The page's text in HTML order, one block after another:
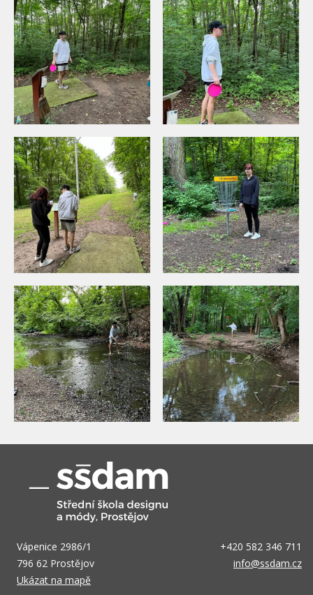
Vápenice 2986/1
796 62 Prostějov
Ukázat na mapě
+420 582 346 711
info@ssdam.cz